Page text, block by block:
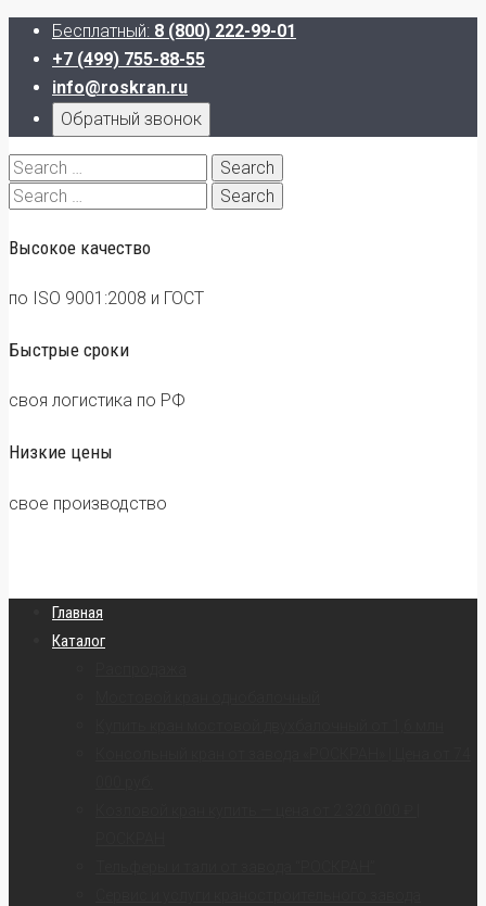
Бесплатный: 8 (800) 222-99-01
+7 (499) 755-88-55
info@roskran.ru
Обратный звонок
Search
for:
Search
Высокое качество
по ISO 9001:2008 и ГОСТ
Быстрые сроки
своя логистика по РФ
Низкие цены
свое производство
Главная
Каталог